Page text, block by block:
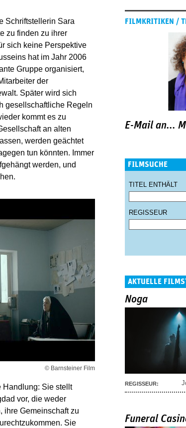
Schriftstellerin Sara
zu finden zu ihrer
sich keine Perspektive
hat im Jahr 2006
Gruppe organisiert,
der
Später wird sich
gesellschaftliche Regeln
kommt es zu
an alten
werden geächtet
tun könnten. Immer
werden, und
© Barnsteiner Film
Handlung: Sie stellt
vor, die weder
ihre Gemeinschaft zu
Sie
FILMKRITIKEN /
E-Mail an...
FILMSUCHE
TITEL ENTHÄLT
REGISSEUR
AKTUELLE
Noga
REGISSEUR:
Funeral